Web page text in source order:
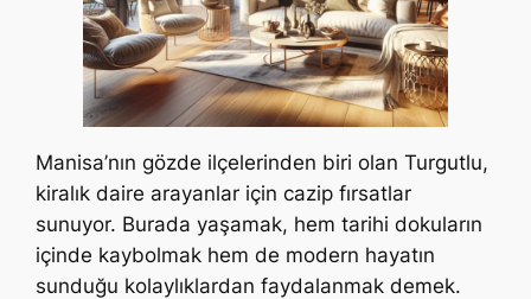
Manisa’nın gözde ilçelerinden biri olan Turgutlu,
kiralık daire arayanlar için cazip fırsatlar
sunuyor. Burada yaşamak, hem tarihi dokuların
içinde kaybolmak hem de modern hayatın
sunduğu kolaylıklardan faydalanmak demek.